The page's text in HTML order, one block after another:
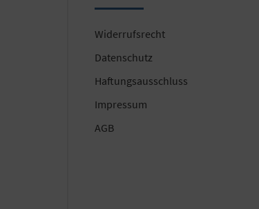
Widerrufsrecht
Datenschutz
Haftungsausschluss
Impressum
AGB